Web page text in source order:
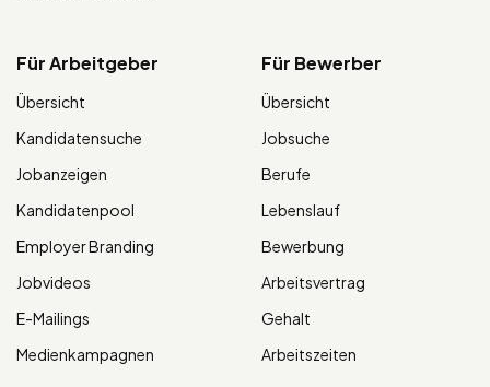
Für Arbeitgeber
Übersicht
Kandidatensuche
Jobanzeigen
Kandidatenpool
Employer Branding
Jobvideos
E-Mailings
Medienkampagnen
Für Bewerber
Übersicht
Jobsuche
Berufe
Lebenslauf
Bewerbung
Arbeitsvertrag
Gehalt
Arbeitszeiten